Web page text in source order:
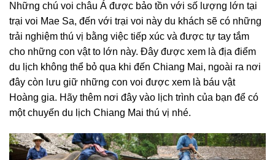
Những chú voi châu Á được bảo tồn với số lượng lớn tại
trại voi Mae Sa, đến với trại voi này du khách sẽ có những
trải nghiệm thú vị bằng việc tiếp xúc và được tự tay tắm
cho những con vật to lớn này. Đây được xem là địa điểm
du lịch không thể bỏ qua khi đến Chiang Mai, ngoài ra nơi
đây còn lưu giữ những con voi được xem là báu vật
Hoàng gia. Hãy thêm nơi đây vào lịch trình của bạn để có
một chuyến du lịch Chiang Mai thú vị nhé.